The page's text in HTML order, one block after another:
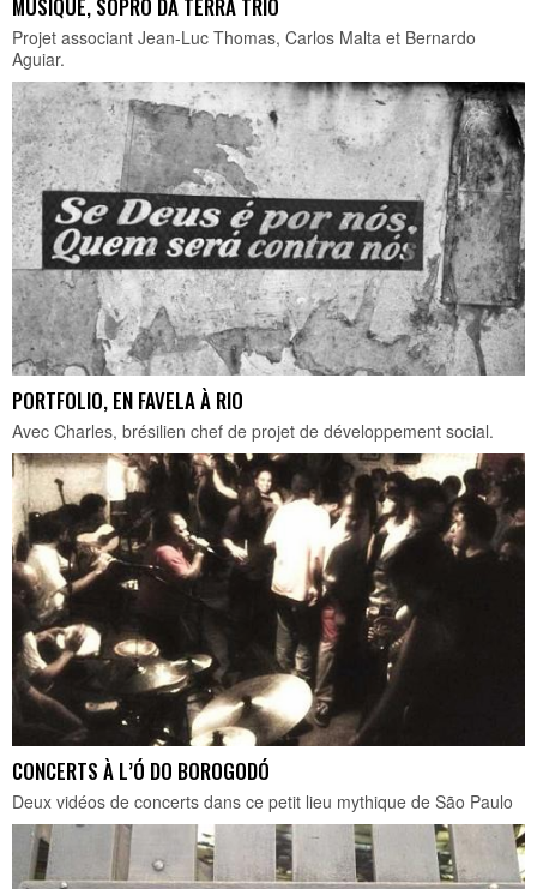
MUSIQUE, SOPRO DA TERRA TRIO
Projet associant Jean-Luc Thomas, Carlos Malta et Bernardo
Aguiar.
PORTFOLIO, EN FAVELA À RIO
Avec Charles, brésilien chef de projet de développement social.
CONCERTS À L’Ó DO BOROGODÓ
Deux vidéos de concerts dans ce petit lieu mythique de São Paulo